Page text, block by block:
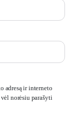
adresą ir interneto
norėsiu parašyti